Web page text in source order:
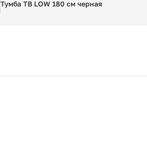
Тумба ТВ LOW 180 см черная